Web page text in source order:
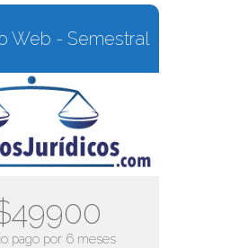
Web - Semestral
pago por 6 meses